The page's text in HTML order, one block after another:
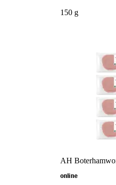
150 g
AH
online